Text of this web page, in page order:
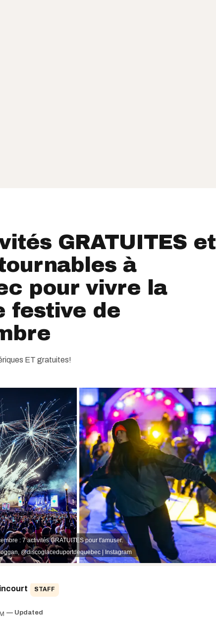
GRATUITES et
à
pour vivre la
festive de
ET gratuites!
: 7 activités GRATUITES pour t'amuser.
, @discoglaceduportdequebec | Instagram
STAFF
Updated